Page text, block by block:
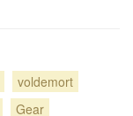
voldemort
Gear